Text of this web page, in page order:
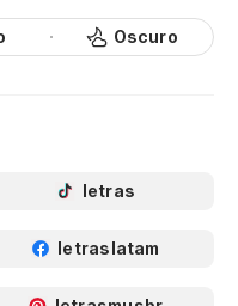
Oscuro
letras
letraslatam